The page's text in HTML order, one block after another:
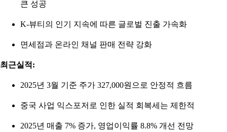
큰 성공
K-뷰티의 인기 지속에 따른 글로벌 진출 가속화
면세점과 온라인 채널 판매 전략 강화
최근실적:
2025년 3월 기준 주가 327,000원으로 안정적 흐름
중국 사업 익스포저로 인한 실적 회복세는 제한적
2025년 매출 7% 증가, 영업이익률 8.8% 개선 전망